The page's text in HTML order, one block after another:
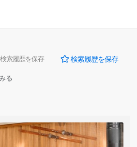
検索履歴を保存 検索履歴を保存
る